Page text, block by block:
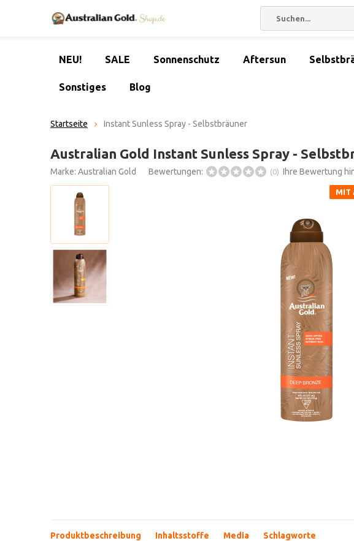
NEU! SALE Sonnenschutz Aftersun
Sonstiges Blog
Startseite Instant Sunless Spray - Selbstbräuner
Australian Gold Instant Sunless Spray -
Marke: Australian Gold Bewertungen: (0) Ihre Bewertung
MIT
Produktbeschreibung Inhaltsstoffe Media Schlagworte